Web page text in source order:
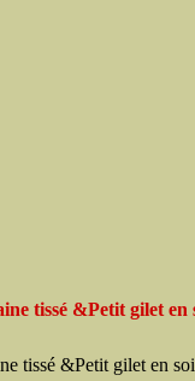
tissé &Petit gilet en